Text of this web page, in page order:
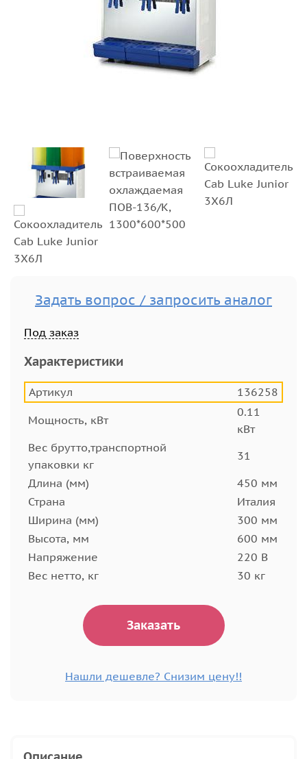
Задать вопрос / запросить аналог
Под заказ
Характеристики
Артикул 136258
Мощность, кВт
0.11
кВт
Вес брутто,транспортной
упаковки кг
31
Длина (мм)
450 мм
Страна
Италия
Ширина (мм)
300 мм
Высота, мм
600 мм
Напряжение
220 В
Вес нетто, кг
30 кг
Заказать
Нашли дешевле? Снизим цену!!